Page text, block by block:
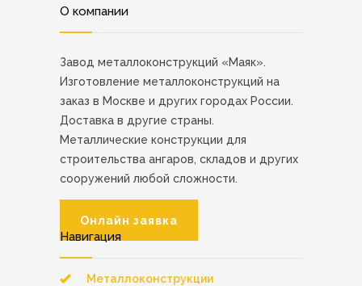
О компании
Завод металлоконструкций «Маяк».
Изготовление металлоконструкций на
заказ в Москве и других городах России.
Доставка в другие страны.
Металлические конструкции для
строительства ангаров, складов и других
сооружений любой сложности.
Онлайн заявка
Навигация
Металлоконструкции